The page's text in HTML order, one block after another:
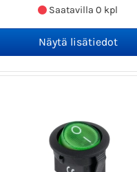
Saatavilla 0 kpl